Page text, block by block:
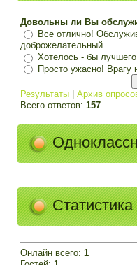
Довольны ли Вы
Все отлично!
доброжелательный
Хотелось - бы лучшего.
Просто ужасно! Врагу
Результаты |Архив
Всего ответов:157
Статистика
Онлайн всего:1